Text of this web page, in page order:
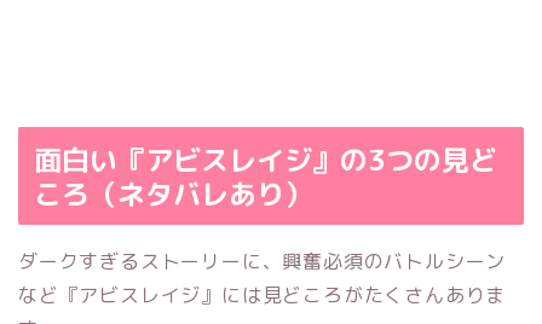
面白い『アビスレイジ』の3つの見ど
ころ（ネタバレあり）
ダークすぎるストーリーに、興奮必須のバトルシーン
など『アビスレイジ』には見どころがたくさんありま